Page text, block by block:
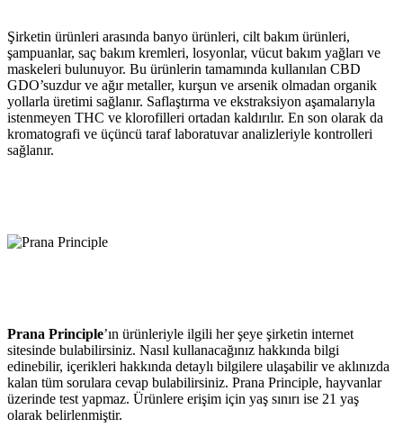
Şirketin ürünleri arasında banyo ürünleri, cilt bakım ürünleri,
şampuanlar, saç bakım kremleri, losyonlar, vücut bakım yağları ve
maskeleri bulunuyor. Bu ürünlerin tamamında kullanılan CBD
GDO’suzdur ve ağır metaller, kurşun ve arsenik olmadan organik
yollarla üretimi sağlanır. Saflaştırma ve ekstraksiyon aşamalarıyla
istenmeyen THC ve klorofilleri ortadan kaldırılır. En son olarak da
kromatografi ve üçüncü taraf laboratuvar analizleriyle kontrolleri
sağlanır.
Prana Principle’ın ürünleriyle ilgili her şeye şirketin internet
sitesinde bulabilirsiniz. Nasıl kullanacağınız hakkında bilgi
edinebilir, içerikleri hakkında detaylı bilgilere ulaşabilir ve aklınızda
kalan tüm sorulara cevap bulabilirsiniz. Prana Principle, hayvanlar
üzerinde test yapmaz. Ürünlere erişim için yaş sınırı ise 21 yaş
olarak belirlenmiştir.